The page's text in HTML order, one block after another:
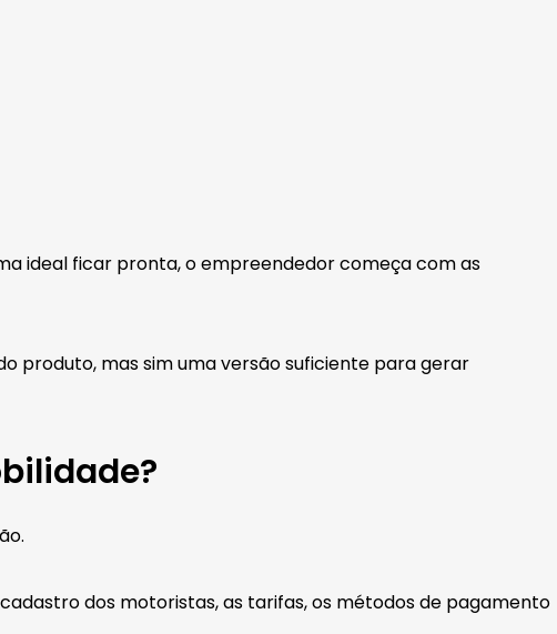
ideal ficar pronta, o empreendedor começa com as
produto, mas sim uma versão suficiente para gerar
dos motoristas, as tarifas, os métodos de pagamento